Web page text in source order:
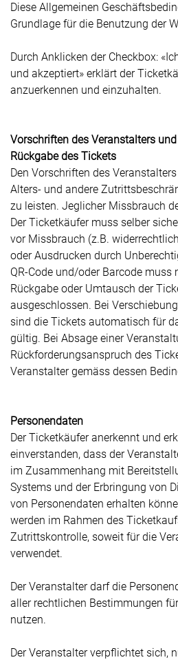
Diese Allgemeinen
Grundlage für die Benutzung der
Durch Anklicken der Checkbox:
und akzeptiert» erklärt der
anzuerkennen und einzuhalten.
Vorschriften des Veranstalters
Rückgabe des Tickets
Den Vorschriften des
Alters- und andere
zu leisten. Jeglicher Missbrauch
Der Ticketkäufer muss selber
vor Missbrauch (z.B.
oder Ausdrucken durch
QR-Code und/oder Barcode muss
Rückgabe oder Umtausch der
ausgeschlossen. Bei
sind die Tickets automatisch für
gültig. Bei Absage einer
Rückforderungsanspruch des
Veranstalter gemäss dessen
Personendaten
Der Ticketkäufer anerkennt und
einverstanden, dass der
im Zusammenhang mit
Systems und der Erbringung von
von Personendaten erhalten
werden im Rahmen des
Zutrittskontrolle, soweit für die
verwendet.
Der Veranstalter darf die
aller rechtlichen Bestimmungen
nutzen.
Der Veranstalter verpflichtet sich,